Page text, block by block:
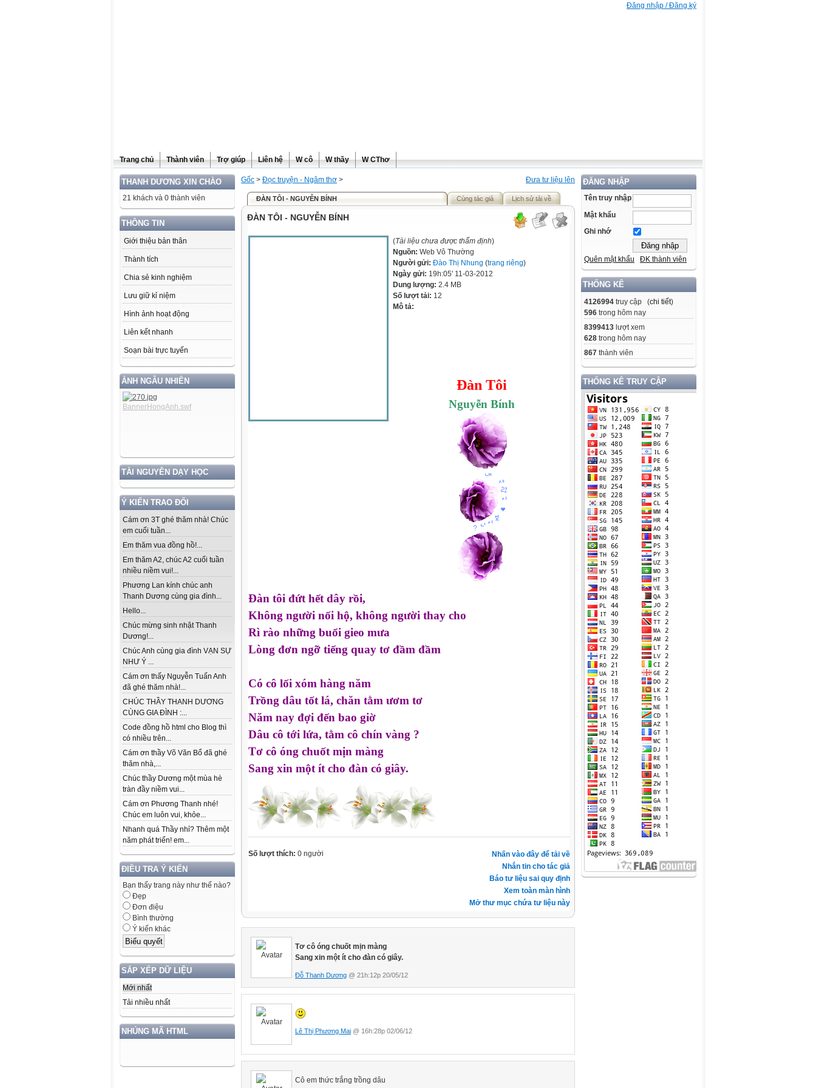
Đăng nhập / Đăng ký
Trang chủ Thành viên Trợ giúp Liên hệ W cô W thầy W CThơ
THANH DƯƠNG XIN CHÀO
21 khách và 0 thành viên
THÔNG TIN
Giới thiệu bản thân
Thành tích
Chia sẻ kinh nghiệm
Lưu giữ kỉ niệm
Hình ảnh hoạt động
Liên kết nhanh
Soạn bài trực tuyến
ẢNH NGẪU NHIÊN
TÀI NGUYÊN DẠY HỌC
Ý KIẾN TRAO ĐỔI
Cám ơn 3T ghé thăm nhà! Chúc
em cuối tuần...
Em thăm vua đồng hồ!...
Em thăm A2, chúc A2 cuối tuần
nhiều niềm vui!...
Phương Lan kính chúc anh
Thanh Dương cùng gia đình...
Hello...
Chúc mừng sinh nhật Thanh
Dương!...
Chúc Anh cùng gia đình VẠN SỰ
NHƯ Ý ...
Cám ơn thấy Nguyễn Tuấn Anh
đã ghé thăm nhà!...
CHÚC THẦY THANH DƯƠNG
CÙNG GIA ĐÌNH :...
Code đồng hồ html cho Blog thì
có nhiều trên...
Cám ơn thầy Võ Văn Bổ đã ghé
thăm nhà,...
Chúc thầy Dương một mùa hè
tràn đầy niềm vui...
Cám ơn Phương Thanh nhé!
Chúc em luôn vui, khỏe...
Nhanh quá Thầy nhỉ? Thêm một
năm phát triển! em...
ĐIỀU TRA Ý KIẾN
Bạn thấy trang này như thế nào?
Đẹp
Đơn điệu
Bình thường
Ý kiến khác
SẮP XẾP DỮ LIỆU
Mới nhất
Tải nhiều nhất
NHÚNG MÃ HTML
ĐĂNG NHẬP
Tên truy nhập
Mật khẩu
Ghi nhớ
Quên mật khẩu ĐK thành viên
THỐNG KÊ
4126994 truy cập (chi tiết)
596 trong hôm nay
8399413 lượt xem
628 trong hôm nay
867 thành viên
THỐNG KÊ TRUY CẬP
Đưa tư liệu lên
Gốc > Đọc truyện - Ngâm thơ >
ĐÀN TÔI - NGUYỄN BÍNH Cùng tác giả Lịch sử tải về
ĐÀN TÔI - NGUYỄN BÍNH
(Tài liệu chưa được thẩm định)
Nguồn: Web Vô Thường
Người gửi: Đào Thị Nhung (trang riêng)
Ngày gửi: 19h:05' 11-03-2012
Dung lượng: 2.4 MB
Số lượt tải: 12
Mô tả:
Đàn Tôi
Nguyễn Bính
Đàn tôi đứt hết dây rồi,
Không người nối hộ, không người thay cho
Rì rào những buổi gieo mưa
Lòng đơn ngỡ tiếng quay tơ đầm đầm
Có cô lối xóm hàng năm
Trồng dâu tốt lá, chăn tằm ươm tơ
Năm nay đợi đến bao giờ
Dâu cô tới lứa, tằm cô chín vàng ?
Tơ cô óng chuốt mịn màng
Sang xin một ít cho đàn có giây.
Nhấn vào đây để tải về
Nhắn tin cho tác giả
Báo tư liệu sai quy định
Xem toàn màn hình
Mở thư mục chứa tư liệu này
Số lượt thích: 0 người
Tơ cô óng chuốt mịn màng
Sang xin một ít cho đàn có giây.
Đỗ Thanh Dương @ 21h:12p 20/05/12
Lê Thị Phương Mai @ 16h:28p 02/06/12
Cô em thức trắng trồng dâu